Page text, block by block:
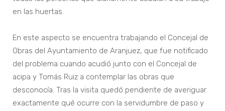
en las huertas.
En este aspecto se encuentra trabajando el Concejal de
Obras del Ayuntamiento de Aranjuez, que fue notificado
del problema cuando acudió junto con el Concejal de
acipa y Tomás Ruiz a contemplar las obras que
desconocía. Tras la visita quedó pendiente de averiguar
exactamente qué ocurre con la servidumbre de paso y